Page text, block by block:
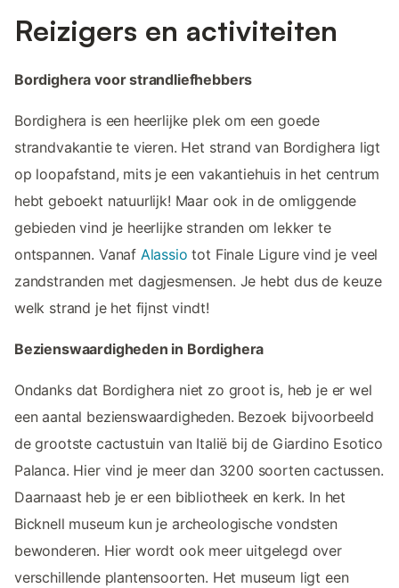
Reizigers en activiteiten
Bordighera voor strandliefhebbers
Bordighera is een heerlijke plek om een goede
strandvakantie te vieren. Het strand van Bordighera ligt
op loopafstand, mits je een vakantiehuis in het centrum
hebt geboekt natuurlijk! Maar ook in de omliggende
gebieden vind je heerlijke stranden om lekker te
ontspannen. Vanaf Alassio tot Finale Ligure vind je veel
zandstranden met dagjesmensen. Je hebt dus de keuze
welk strand je het fijnst vindt!
Bezienswaardigheden in Bordighera
Ondanks dat Bordighera niet zo groot is, heb je er wel
een aantal bezienswaardigheden. Bezoek bijvoorbeeld
de grootste cactustuin van Italië bij de Giardino Esotico
Palanca. Hier vind je meer dan 3200 soorten cactussen.
Daarnaast heb je er een bibliotheek en kerk. In het
Bicknell museum kun je archeologische vondsten
bewonderen. Hier wordt ook meer uitgelegd over
verschillende plantensoorten. Het museum ligt een